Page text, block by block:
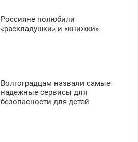
Россияне полюбили
«раскладушки» и «книжки»
Волгоградцам назвали самые
надежные сервисы для
безопасности для детей